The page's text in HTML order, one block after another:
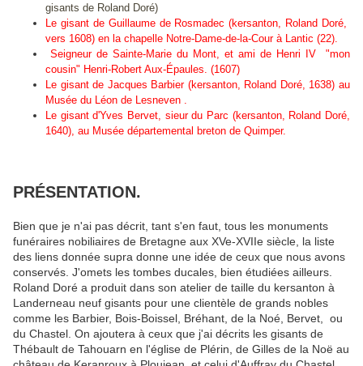
gisants de Roland Doré)
Le gisant de Guillaume de Rosmadec (kersanton, Roland Doré,
vers 1608) en la chapelle Notre-Dame-de-la-Cour à Lantic (22).
Seigneur de Sainte-Marie du Mont, et ami de Henri IV "mon
cousin" Henri-Robert Aux-Épaules. (1607)
Le gisant de Jacques Barbier (kersanton, Roland Doré, 1638) au
Musée du Léon de Lesneven .
Le gisant d'Yves Bervet, sieur du Parc (kersanton, Roland Doré,
1640), au Musée départemental breton de Quimper.
PRÉSENTATION.
Bien que je n'ai pas décrit, tant s'en faut, tous les monuments
funéraires nobiliaires de Bretagne aux XVe-XVIIe siècle, la liste
des liens donnée supra donne une idée de ceux que nous avons
conservés. J'omets les tombes ducales, bien étudiées ailleurs.
Roland Doré a produit dans son atelier de taille du kersanton à
Landerneau neuf gisants pour une clientèle de grands nobles
comme les Barbier, Bois-Boissel, Bréhant, de la Noé, Bervet, ou
du Chastel. On ajoutera à ceux que j'ai décrits les gisants de
Thébault de Tahouarn en l'église de Plérin, de Gilles de la Noë au